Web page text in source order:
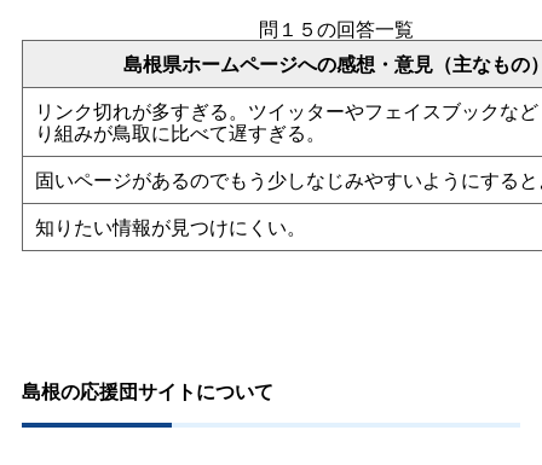
問１５の回答一覧
島根県ホームページへの感想・意見（主なもの
リンク切れが多すぎる。ツイッターやフェイスブックな
り組みが鳥取に比べて遅すぎる。
固いページがあるのでもう少しなじみやすいようにする
知りたい情報が見つけにくい。
島根の応援団サイトについて